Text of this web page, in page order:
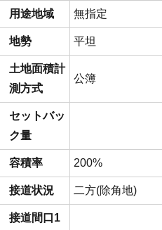
用途地域 無指定
地勢 平坦
土地面積計
測方式
公簿
セットバッ
ク量
容積率 200%
接道状況 二方(除角地)
接道間口1